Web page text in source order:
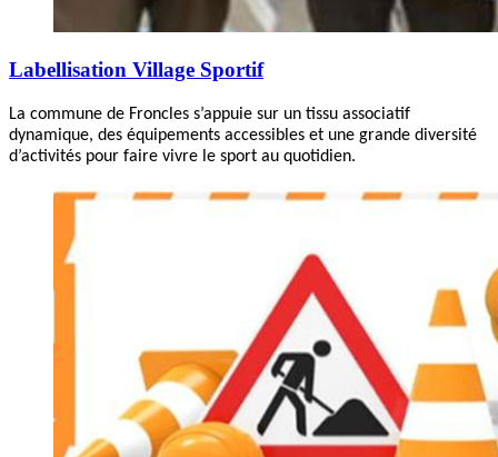
Labellisation Village Sportif
La commune de Froncles s’appuie sur un tissu associatif
dynamique, des équipements accessibles et une grande diversité
d’activités pour faire vivre le sport au quotidien.